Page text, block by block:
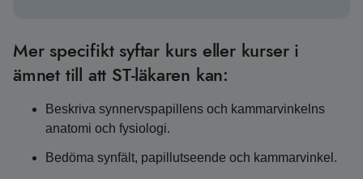
Mer specifikt syftar kurs eller kurser i
ämnet till att ST-läkaren kan:
Beskriva synnervspapillens och kammarvinkelns
anatomi och fysiologi.
Bedöma synfält, papillutseende och kammarvinkel.